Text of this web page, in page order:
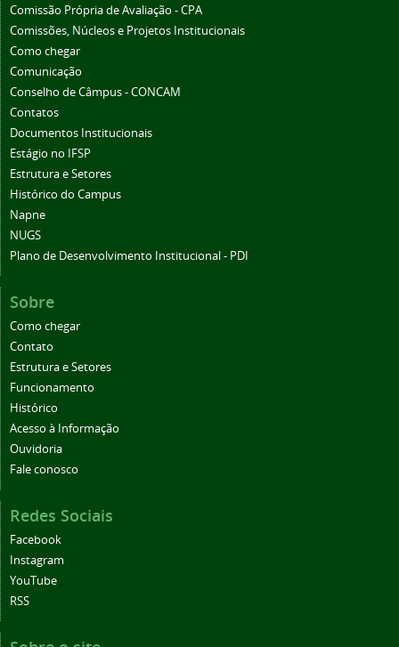
Comissão Própria de Avaliação - CPA
Comissões, Núcleos e Projetos Institucionais
Como chegar
Comunicação
Conselho de Câmpus - CONCAM
Contatos
Documentos Institucionais
Estágio no IFSP
Estrutura e Setores
Histórico do Campus
Napne
NUGS
Plano de Desenvolvimento Institucional - PDI
Sobre
Como chegar
Contato
Estrutura e Setores
Funcionamento
Histórico
Acesso à Informação
Ouvidoria
Fale conosco
Redes Sociais
Facebook
Instagram
YouTube
RSS